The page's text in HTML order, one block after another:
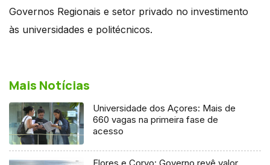
Governos Regionais e setor privado no investimento
às universidades e politécnicos.
Mais Notícias
Universidade dos Açores: Mais de
660 vagas na primeira fase de
acesso
Flores e Corvo: Governo revê valor